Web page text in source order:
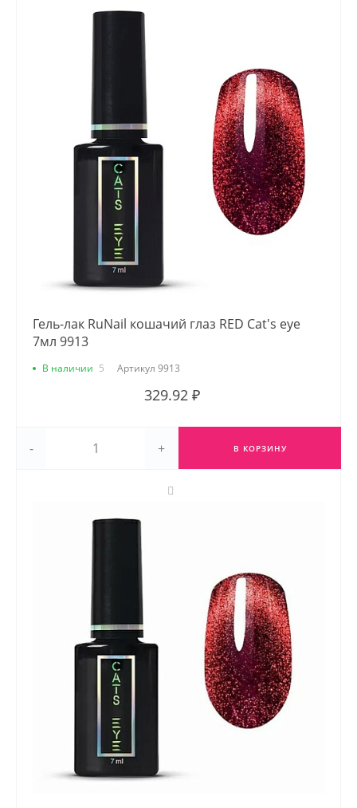
Гель-лак RuNail кошачий глаз RED Cat's eye
7мл 9913
В наличии 5 Артикул 9913
329.92 ₽
- + В КОРЗИНУ